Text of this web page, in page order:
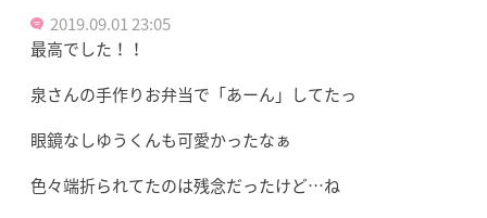
2019.09.01 23:05
最高でした！！
泉さんの手作りお弁当で「あーん」してたっ
眼鏡なしゆうくんも可愛かったなぁ
色々端折られてたのは残念だったけど…ね